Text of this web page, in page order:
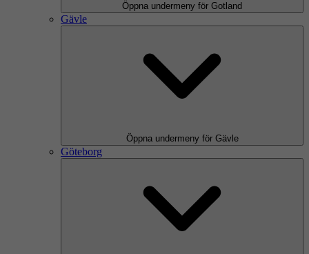
Öppna undermeny för Gotland
Gävle
Öppna undermeny för Gävle
Göteborg